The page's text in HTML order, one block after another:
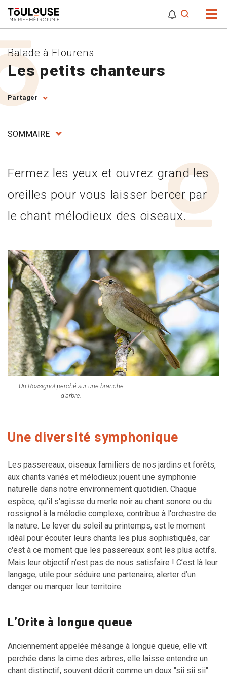
Les petits chanteurs
Balade à Flourens
Partager
SOMMAIRE
Fermez les yeux et ouvrez grand les
oreilles pour vous laisser bercer par
le chant mélodieux des oiseaux.
Un Rossignol perché sur une branche
d'arbre.
Une diversité symphonique
Les passereaux, oiseaux familiers de nos jardins et forêts,
aux chants variés et mélodieux jouent une symphonie
naturelle dans notre environnement quotidien. Chaque
espèce, qu'il s'agisse du merle noir au chant sonore ou du
rossignol à la mélodie complexe, contribue à l'orchestre de
la nature. Le lever du soleil au printemps, est le moment
idéal pour écouter leurs chants les plus sophistiqués, car
c'est à ce moment que les passereaux sont les plus actifs.
Mais leur objectif n’est pas de nous satisfaire ! C’est là leur
langage, utile pour séduire une partenaire, alerter d’un
danger ou marquer leur territoire.
L’Orite à longue queue
Anciennement appelée mésange à longue queue, elle vit
perchée dans la cime des arbres, elle laisse entendre un
chant distinctif, souvent décrit comme un doux "sii sii sii".